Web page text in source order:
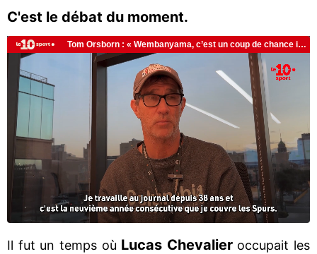
C'est le débat du moment.
Il fut un temps où Lucas Chevalier occupait les